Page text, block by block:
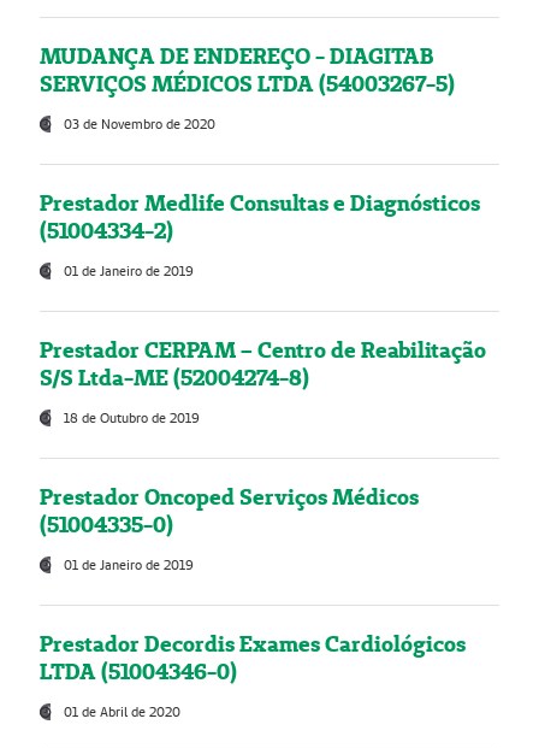
MUDANÇA DE ENDEREÇO - DIAGITAB
SERVIÇOS MÉDICOS LTDA (54003267-5)
03 de Novembro de 2020
Prestador Medlife Consultas e Diagnósticos
(51004334-2)
01 de Janeiro de 2019
Prestador CERPAM – Centro de Reabilitação
S/S Ltda-ME (52004274-8)
18 de Outubro de 2019
Prestador Oncoped Serviços Médicos
(51004335-0)
01 de Janeiro de 2019
Prestador Decordis Exames Cardiológicos
LTDA (51004346-0)
01 de Abril de 2020